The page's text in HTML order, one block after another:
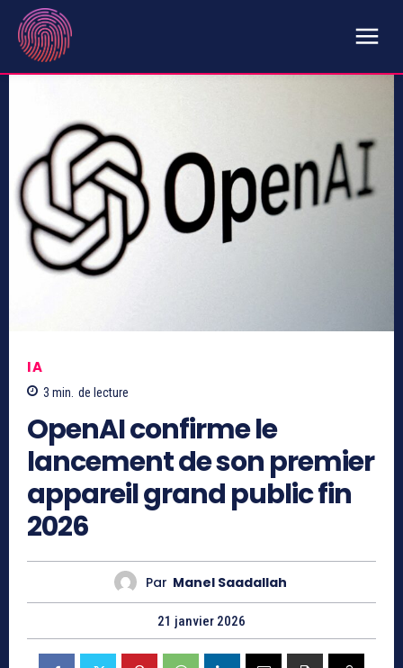
IA
3 min. de lecture
OpenAI confirme le
lancement de son premier
appareil grand public fin
2026
Par Manel Saadallah
21 janvier 2026